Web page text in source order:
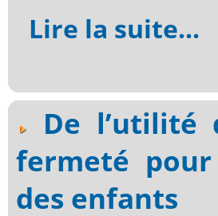
Lire la suite...
De l’utilité
fermeté
des enfants